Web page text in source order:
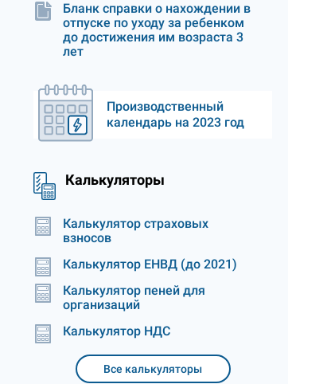
Бланк справки о нахождении в
отпуске по уходу за ребенком
до достижения им возраста 3
лет
Производственный
календарь на 2023 год
Калькуляторы
Калькулятор страховых
взносов
Калькулятор ЕНВД (до 2021)
Калькулятор пеней для
организаций
Калькулятор НДС
Все калькуляторы